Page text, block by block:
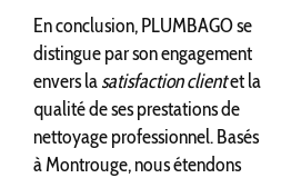
En conclusion, PLUMBAGO se
distingue par son engagement
envers lasatisfaction clientet la
qualité de ses prestations de
nettoyage professionnel. Basés
à Montrouge, nous étendons